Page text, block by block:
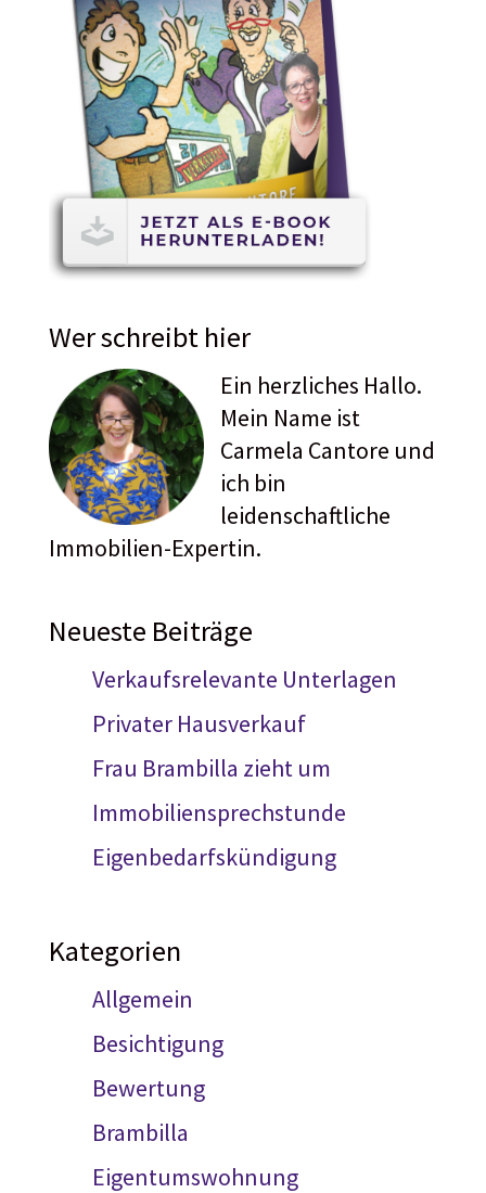
Wer schreibt hier
Ein herzliches Hallo.
Mein Name ist
Carmela Cantore und
ich bin
leidenschaftliche
Immobilien-Expertin.
Neueste Beiträge
Verkaufsrelevante Unterlagen
Privater Hausverkauf
Frau Brambilla zieht um
Immobiliensprechstunde
Eigenbedarfskündigung
Kategorien
Allgemein
Besichtigung
Bewertung
Brambilla
Eigentumswohnung